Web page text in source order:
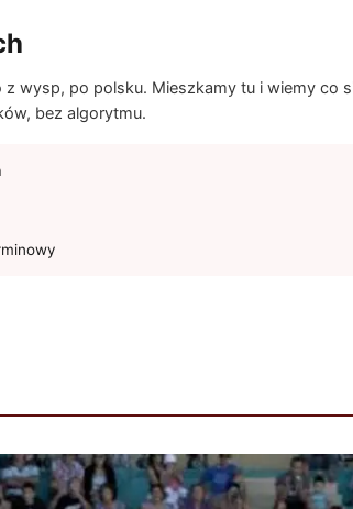
wysp, po polsku. Mieszkamy tu i wiemy co
bez algorytmu.